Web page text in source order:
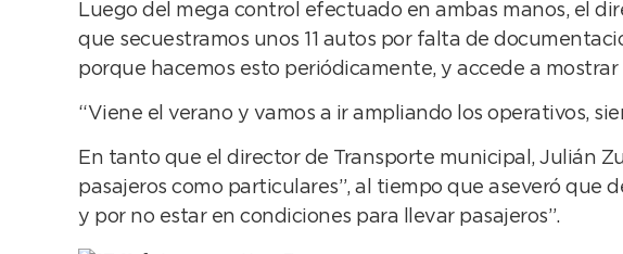
Luego del mega control efectuado en ambas manos, el
que secuestramos unos 11 autos por falta de
porque hacemos esto periódicamente, y accede a
“Viene el verano y vamos a ir ampliando los operativos,
En tanto que el director de Transporte municipal, Julián
pasajeros como particulares”, al tiempo que aseveró que
y por no estar en condiciones para llevar pasajeros”.